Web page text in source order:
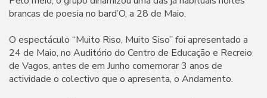
brancas de poesia no bard’O, a 28 de Maio.
O espectáculo “Muito Riso, Muito Siso” foi apresentado a
24 de Maio, no Auditório do Centro de Educação e Recreio
de Vagos, antes de em Junho comemorar 3 anos de
actividade o colectivo que o apresenta, o Andamento.